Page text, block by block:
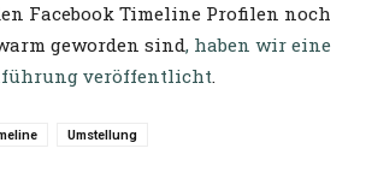
Facebook Timeline Profilen noch
geworden sind, haben wir eine
veröffentlicht.
Umstellung